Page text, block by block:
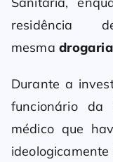
residência
mesma drogaria
Durante a
funcionário
médico que